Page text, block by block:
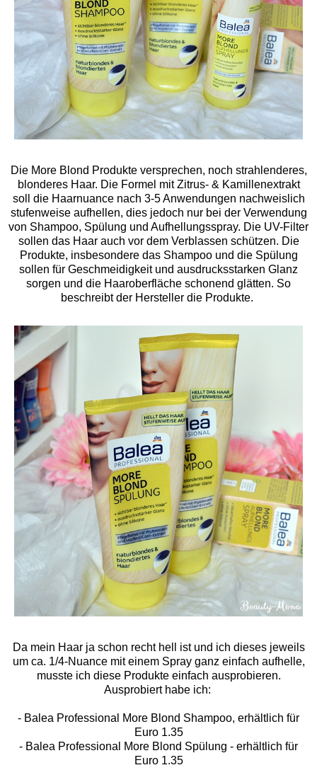
Die More Blond Produkte versprechen, noch strahlenderes,
blonderes Haar. Die Formel mit Zitrus- & Kamillenextrakt
soll die Haarnuance nach 3-5 Anwendungen nachweislich
stufenweise aufhellen, dies jedoch nur bei der Verwendung
von Shampoo, Spülung und Aufhellungsspray. Die UV-Filter
sollen das Haar auch vor dem Verblassen schützen. Die
Produkte, insbesondere das Shampoo und die Spülung
sollen für Geschmeidigkeit und ausdrucksstarken Glanz
sorgen und die Haaroberfläche schonend glätten. So
beschreibt der Hersteller die Produkte.
Da mein Haar ja schon recht hell ist und ich dieses jeweils
um ca. 1/4-Nuance mit einem Spray ganz einfach aufhelle,
musste ich diese Produkte einfach ausprobieren.
Ausprobiert habe ich:
- Balea Professional More Blond Shampoo, erhältlich für
Euro 1.35
- Balea Professional More Blond Spülung - erhältlich für
Euro 1.35